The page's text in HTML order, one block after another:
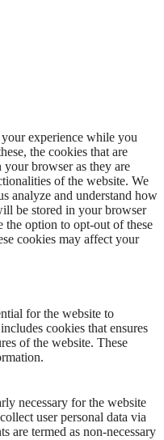
experience while you
the cookies that are
your browser as they are
of the website. We
analyze and understand how
be stored in your browser
the option to opt-out of these
cookies may affect your
for the website to
cookies that ensures
of the website. These
necessary for the website
user personal data via
are termed as non-necessary